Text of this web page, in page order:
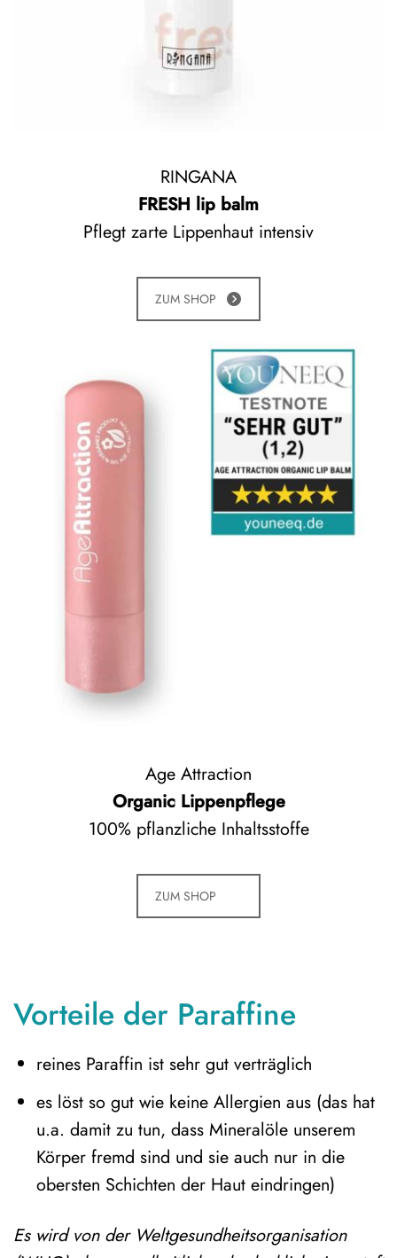
RINGANA
FRESH lip balm
Pflegt zarte Lippenhaut intensiv
ZUM SHOP
Age Attraction
Organic Lippenpflege
100% pflanzliche Inhaltsstoffe
ZUM SHOP
Vorteile der Paraffine
reines Paraffin ist sehr gut verträglich
es löst so gut wie keine Allergien aus (das hat
u.a. damit zu tun, dass Mineralöle unserem
Körper fremd sind und sie auch nur in die
obersten Schichten der Haut eindringen)
Es wird von der Weltgesundheitsorganisation